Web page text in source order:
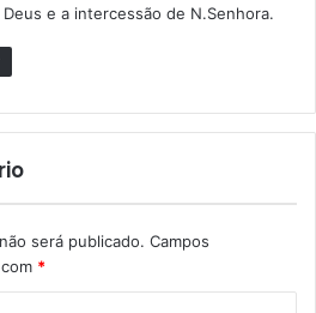
e a intercessão de N.Senhora.
será publicado. Campos
*